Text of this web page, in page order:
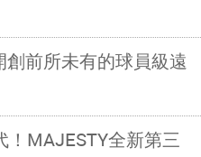
創前所未有的球員級遠
MAJESTY全新第三